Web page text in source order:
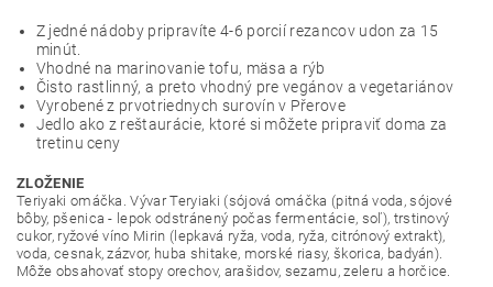
Z jedné nádoby pripravíte 4-6 porcií rezancov udon za 15
minút.
Vhodné na marinovanie tofu, mäsa a rýb
Čisto rastlinný, a preto vhodný pre vegánov a vegetariánov
Vyrobené z prvotriednych surovín v Přerove
Jedlo ako z reštaurácie, ktoré si môžete pripraviť doma za
tretinu ceny
ZLOŽENIE
Teriyaki omáčka. Vývar Teryiaki (sójová omáčka (pitná voda, sójové
bôby, pšenica - lepok odstránený počas fermentácie, soľ), trstinový
cukor, ryžové víno Mirin (lepkavá ryža, voda, ryža, citrónový extrakt),
voda, cesnak, zázvor, huba shitake, morské riasy, škorica, badyán).
Môže obsahovať stopy orechov, arašidov, sezamu, zeleru a horčice.